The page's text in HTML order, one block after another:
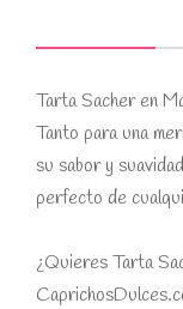
Tarta Sacher en
Tanto para una
su sabor y
perfecto de
¿Quieres Tarta